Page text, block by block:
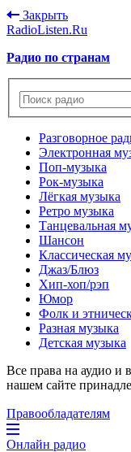
Закрыть
RadioListen.Ru
Радио по странам
Разговорное
Электронная
Поп-музыка
Рок-музыка
Лёгкая музыка
Ретро музыка
Танцевальная
Шансон
Классическая
Джаз/Блюз
Хип-хоп/рэп
Юмор
Фолк и
Разная музыка
Детская музыка
Все права на аудио и
нашем сайте
Правообладателям
Онлайн радио